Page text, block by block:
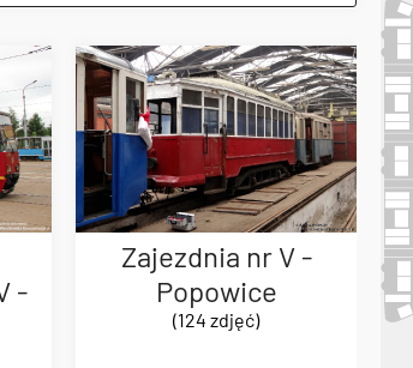
-
Zajezdnia nr V -
Popowice
(124 zdjęć)